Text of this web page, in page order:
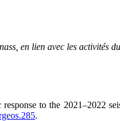
en lien avec les activités
to the 2021–2022
.